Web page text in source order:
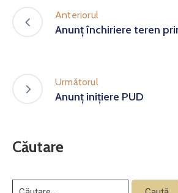
Anteriorul
Anunț închiriere teren
Următorul
Anunț inițiere PUD
Căutare